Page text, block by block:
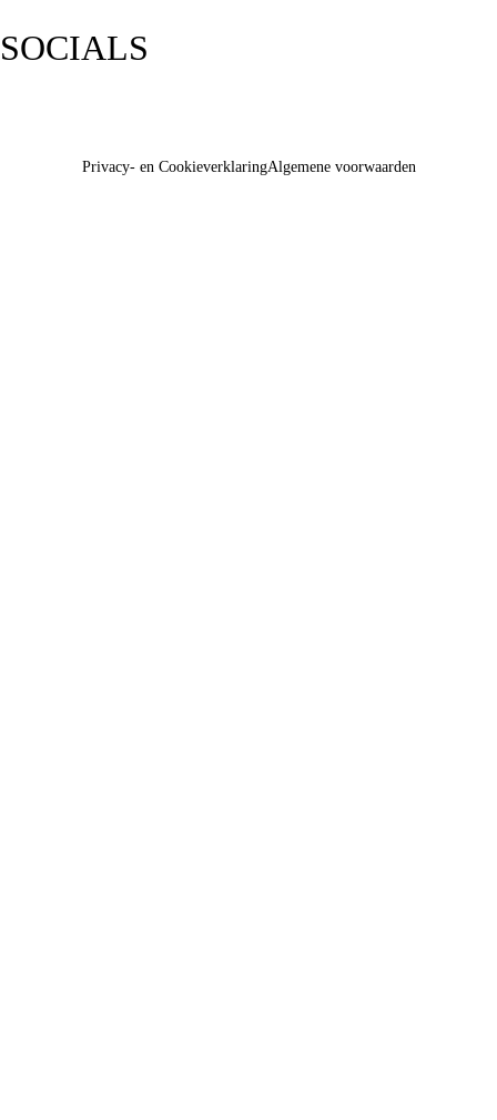
SOCIALS
Privacy- en CookieverklaringAlgemene voorwaarden